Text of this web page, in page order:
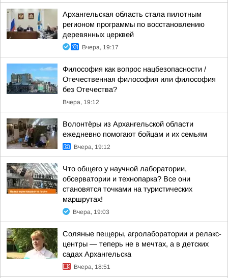
Архангельская область стала пилотным
регионом программы по восстановлению
деревянных церквей
Вчера, 19:17
Философия как вопрос нацбезопасности /
Отечественная философия или философия
без Отечества?
Вчера, 19:12
Волонтёры из Архангельской области
ежедневно помогают бойцам и их семьям
Вчера, 19:12
Что общего у научной лаборатории,
обсерватории и технопарка? Все они
становятся точками на туристических
маршрутах!
Вчера, 19:03
Соляные пещеры, агролаборатории и релакс-
центры — теперь не в мечтах, а в детских
садах Архангельска
Вчера, 18:51